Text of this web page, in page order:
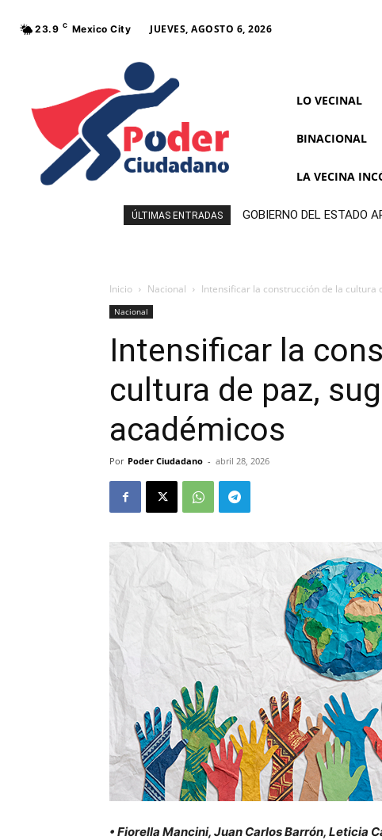
23.9 C Mexico City JUEVES, AGOSTO 6, 2026
LO VECINAL
BINACIONAL
LA VECINA
ÚLTIMAS ENTRADAS GOBIERNO DEL ESTADO
Inicio Nacional Intensificar la construcción de la cultura
Nacional
Intensificar la
cultura de paz,
académicos
Por Poder Ciudadano - abril 28, 2026
• Fiorella Mancini, Juan Carlos Barrón, Leticia